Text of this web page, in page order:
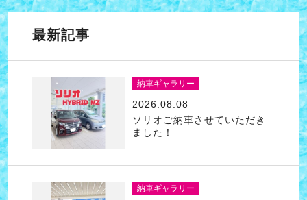
最新記事
納車ギャラリー
2026.08.08
ソリオご納車させていただき
ました！
納車ギャラリー